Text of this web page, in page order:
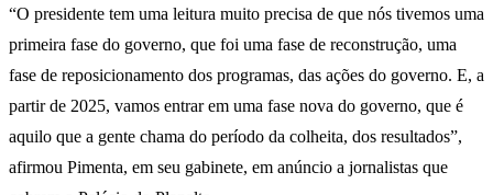
“O presidente tem uma leitura muito precisa de que nós tivemos uma
primeira fase do governo, que foi uma fase de reconstrução, uma
fase de reposicionamento dos programas, das ações do governo. E, a
partir de 2025, vamos entrar em uma fase nova do governo, que é
aquilo que a gente chama do período da colheita, dos resultados”,
afirmou Pimenta, em seu gabinete, em anúncio a jornalistas que